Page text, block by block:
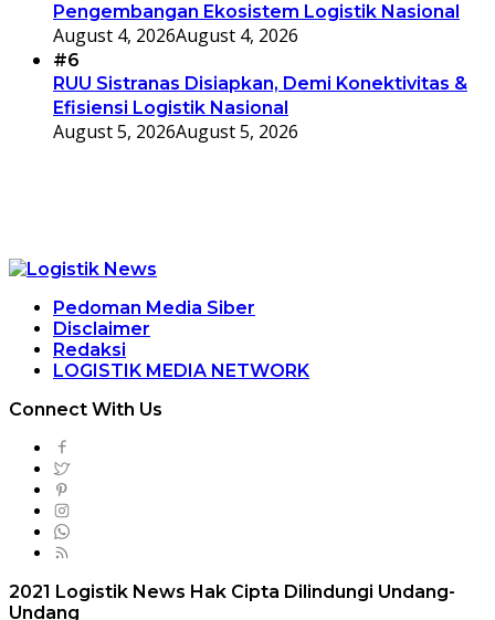
Pengembangan Ekosistem Logistik Nasional
August 4, 2026August 4, 2026
#6
RUU Sistranas Disiapkan, Demi Konektivitas &
Efisiensi Logistik Nasional
August 5, 2026August 5, 2026
Pedoman Media Siber
Disclaimer
Redaksi
LOGISTIK MEDIA NETWORK
Connect With Us
2021 Logistik News Hak Cipta Dilindungi Undang-
Undang